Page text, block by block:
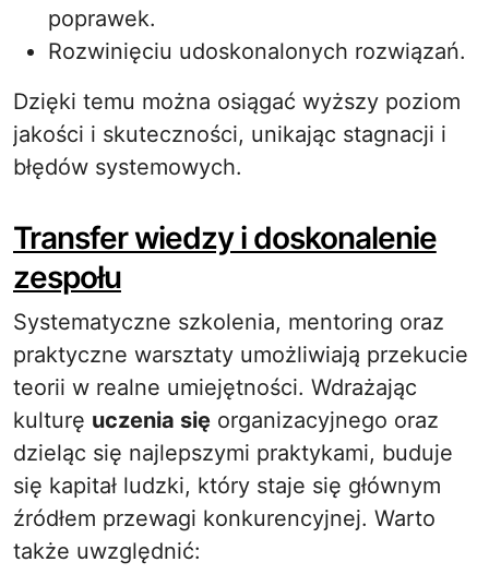
poprawek.
Rozwinięciu udoskonalonych rozwiązań.
Dzięki temu można osiągać wyższy poziom
jakości i skuteczności, unikając stagnacji i
błędów systemowych.
Transfer wiedzy i doskonalenie
zespołu
Systematyczne szkolenia, mentoring oraz
praktyczne warsztaty umożliwiają przekucie
teorii w realne umiejętności. Wdrażając
kulturę uczenia się organizacyjnego oraz
dzieląc się najlepszymi praktykami, buduje
się kapitał ludzki, który staje się głównym
źródłem przewagi konkurencyjnej. Warto
także uwzględnić: